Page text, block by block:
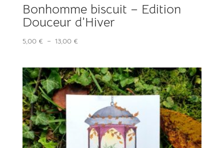
Bonhomme biscuit – Edition
Douceur d’Hiver
5,00 € – 13,00 €Plage
5,00 €
à
13,00 €